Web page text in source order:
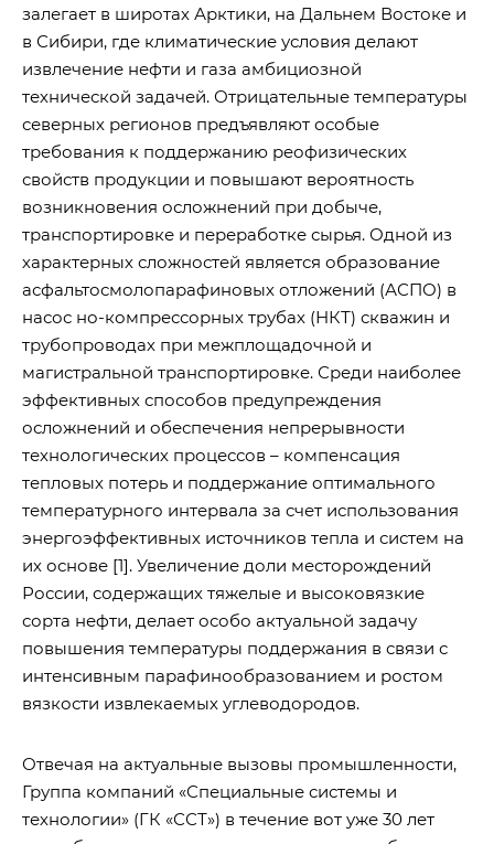
залегает в широтах Арктики, на Дальнем Востоке и
в Сибири, где климатические условия делают
извлечение нефти и газа амбициозной
технической задачей. Отрицательные температуры
северных регионов предъявляют особые
требования к поддержанию реофизических
свойств продукции и повышают вероятность
возникновения осложнений при добыче,
транспортировке и переработке сырья. Одной из
характерных сложностей является образование
асфальтосмолопарафиновых отложений (АСПО) в
насос но-компрессорных трубах (НКТ) скважин и
трубопроводах при межплощадочной и
магистральной транспортировке. Среди наиболее
эффективных способов предупреждения
осложнений и обеспечения непрерывности
технологических процессов – компенсация
тепловых потерь и поддержание оптимального
температурного интервала за счет использования
энергоэффективных источников тепла и систем на
их основе [1]. Увеличение доли месторождений
России, содержащих тяжелые и высоковязкие
сорта нефти, делает особо актуальной задачу
повышения температуры поддержания в связи с
интенсивным парафинообразованием и ростом
вязкости извлекаемых углеводородов.
Отвечая на актуальные вызовы промышленности,
Группа компаний «Специальные системы и
технологии» (ГК «ССТ») в течение вот уже 30 лет